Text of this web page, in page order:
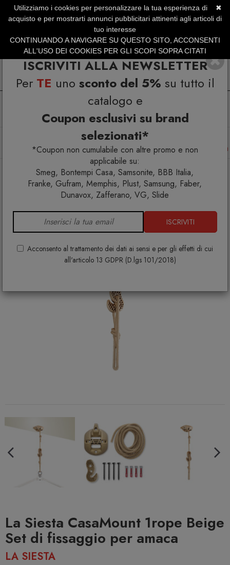
ISCRIVITI ALLA NEWSLETTER
Per TE uno sconto del 5% su tutto il
catalogo e
Coupon esclusivi su brand
selezionati*
*Coupon non cumulabile con altre promo e non
applicabile su:
Smeg, Bontempi Casa, Samsonite, BBB Italia,
Franke, Gufram, Memphis, Plust, Samsung, Faber,
Dunavox, Zafferano, VG, Slide
ISCRIVITI
Acconsento al trattamento dei dati ai sensi e per gli effetti di cui
all'articolo 13 GDPR (D.lgs 101/2018)
SERVIZIO CLIENTI +39.0773.470.562
SUMMER SALES | Fino al 31 Agosto
Arredo esterno
La Siesta CasaMount 1rope Beige Set di fissaggio per amaca
La Siesta CasaMount 1rope Beige
Set di fissaggio per amaca
LA SIESTA
✖
Utilizziamo i cookies per personalizzare la tua esperienza di
acquisto e per mostrarti annunci pubblicitari attinenti agli articoli di
tuo interesse
CONTINUANDO A NAVIGARE SU QUESTO SITO, ACCONSENTI
ALL'USO DEI COOKIES PER GLI SCOPI SOPRA CITATI